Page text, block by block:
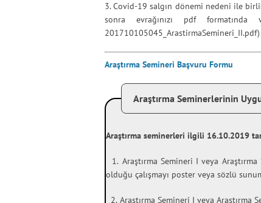
3. Covid-19 salgın dönemi nedeni ile
sonra evrağınızı pdf formatında
Araştırma Semineri Başvuru Formu
Araştırma Seminerlerinin
Araştırma seminerleri ilgili 16.10.2019
1. Araştırma Semineri I veya
olduğu çalışmayı poster veya sözlü
2. Araştırma Semineri I veya Araştırma